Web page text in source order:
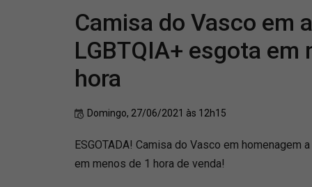
Camisa do Vasco em
LGBTQIA+ esgota em
hora
Domingo, 27/06/2021 às 12h15
ESGOTADA! Camisa do Vasco em homenagem
em menos de 1 hora de venda!